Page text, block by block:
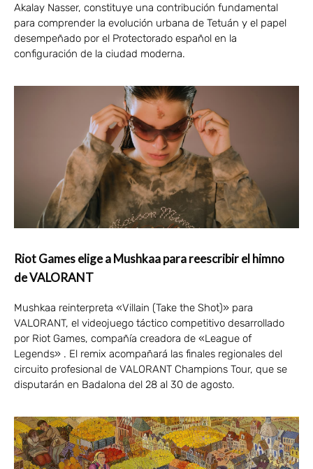
Akalay Nasser, constituye una contribución fundamental
para comprender la evolución urbana de Tetuán y el papel
desempeñado por el Protectorado español en la
configuración de la ciudad moderna.
Riot Games elige a Mushkaa para reescribir el himno
de VALORANT
Mushkaa reinterpreta «Villain (Take the Shot)» para
VALORANT, el videojuego táctico competitivo desarrollado
por Riot Games, compañía creadora de «League of
Legends» . El remix acompañará las finales regionales del
circuito profesional de VALORANT Champions Tour, que se
disputarán en Badalona del 28 al 30 de agosto.